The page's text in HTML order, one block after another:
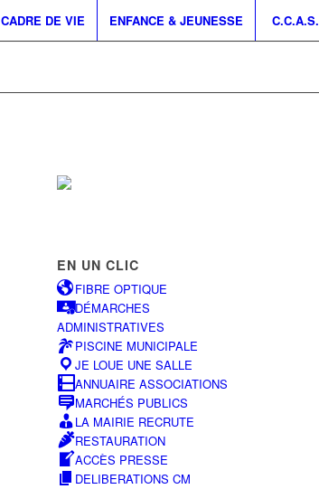
CADRE DE VIE ENFANCE & JEUNESSE C.C.A.S.
EN UN CLIC
FIBRE OPTIQUE
DÉMARCHES
ADMINISTRATIVES
PISCINE MUNICIPALE
JE LOUE UNE SALLE
ANNUAIRE ASSOCIATIONS
MARCHÉS PUBLICS
LA MAIRIE RECRUTE
RESTAURATION
ACCÈS PRESSE
DELIBERATIONS CM